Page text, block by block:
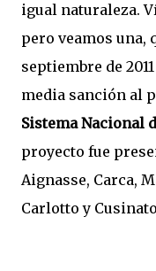
igual naturaleza.
pero veamos una,
septiembre de
media sanción al
Sistema Nacional
proyecto fue
Aignasse, Carca,
Carlotto y